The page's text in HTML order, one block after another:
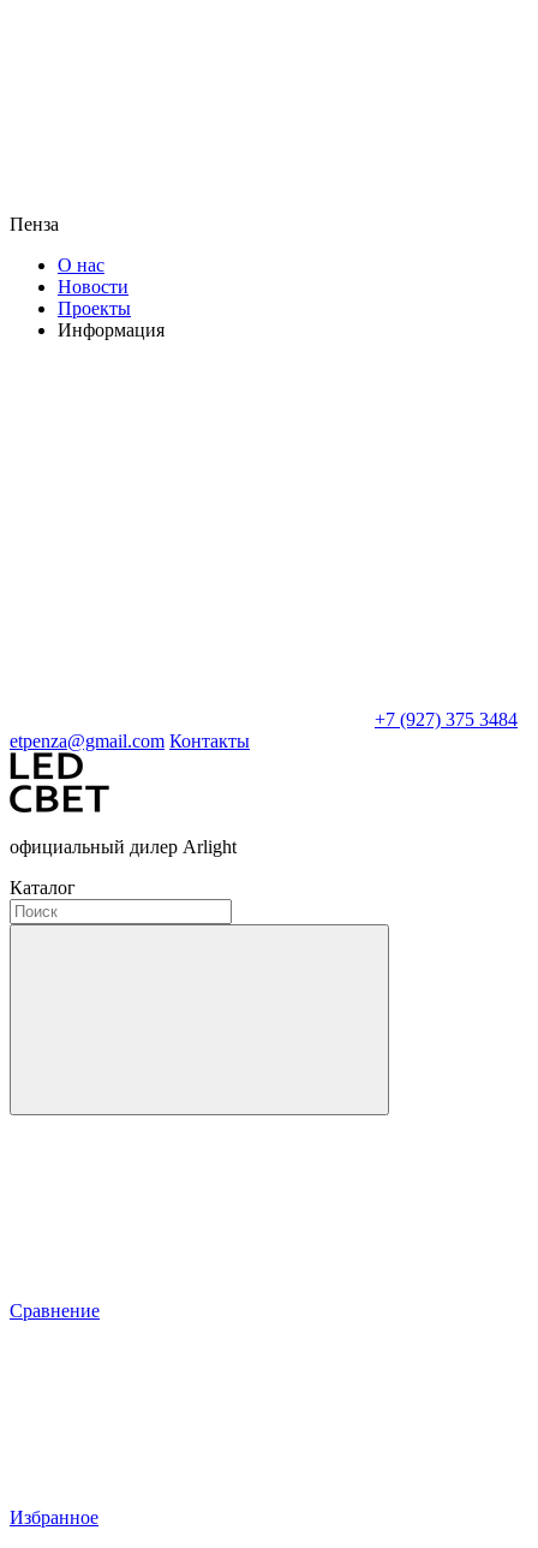
Пенза
О нас
Новости
Проекты
Информация
+7 (927) 375 3484
etpenza@gmail.com Контакты
официальный дилер Arlight
Каталог
Сравнение
Избранное